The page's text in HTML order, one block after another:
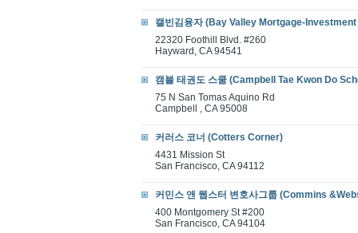
캘빈김융자 (Bay Valley Mortgage-
22320 Foothill Blvd. #260
Hayward, CA 94541
캠블 태권도 스쿨 (Campbell Tae Kwon Do
75 N San Tomas Aquino Rd
Campbell , CA 95008
커러스 코너 (Cotters Corner)
4431 Mission St
San Francisco, CA 94112
커민스 앤 웹스터 변호사그룹 (Commins
400 Montgomery St #200
San Francisco, CA 94104